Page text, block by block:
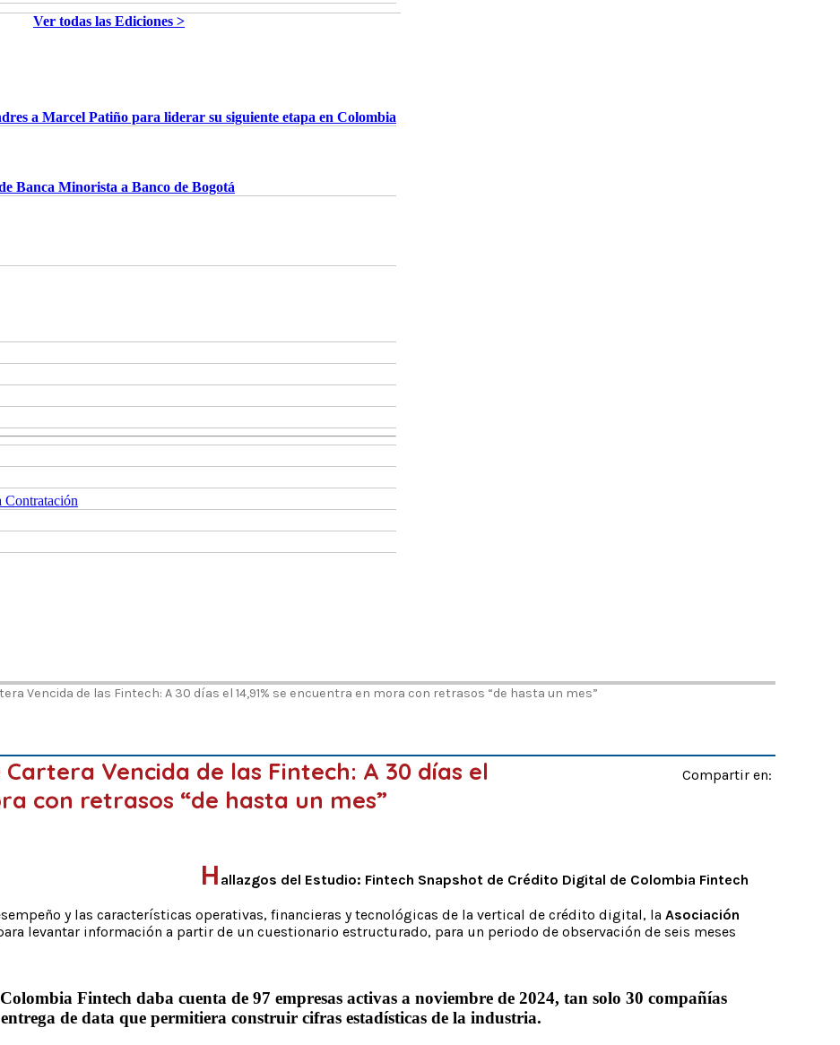
Ver todas las Ediciones >
a Marcel Patiño para liderar su siguiente etapa en Colombia
Banca Minorista a Banco de Bogotá
Vencida de las Fintech: A 30 días el 14,91% se encuentra en mora con retrasos “de hasta un mes”
Vencida de las Fintech: A 30 días el
con retrasos “de hasta un mes”
Compartir en:
H allazgos del Estudio: Fintech Snapshot de Crédito Digital de Colombia Fintech
y las características operativas, financieras y tecnológicas de la vertical de crédito digital, la Asociación
levantar información a partir de un cuestionario estructurado, para un periodo de observación de seis meses
Fintech daba cuenta de 97 empresas activas a noviembre de 2024, tan solo 30 compañías
de data que permitiera construir cifras estadísticas de la industria.